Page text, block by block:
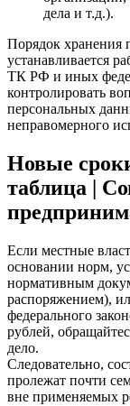
дела и т.д.).
Порядок хранения
устанавливается
ТК РФ и иных
контролировать
персональных
неправомерного
Новые
таблица |
Если местные
основании норм,
нормативным
распоряжением),
федерального
рублей,
дело.
Следовательно,
пролежат почти
вне применяемых